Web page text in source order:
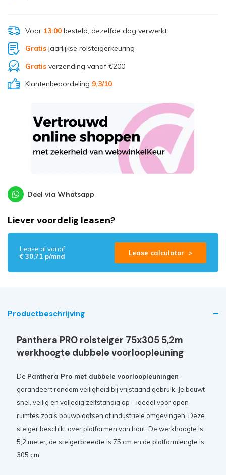
Voor 13:00besteld, dezelfde dag verwerkt
Gratisjaarlijkse rolsteigerkeuring
Gratisverzending vanaf €200
Klantenbeoordeling 9,3/10
Deel via Whatsapp
Liever voordelig leasen?
Lease al vanaf
€ 30,71 p/mnd
Lease calculator >
Productbeschrijving
Panthera PRO rolsteiger 75x305 5,2m
werkhoogte dubbele voorloopleuning
De Panthera Pro met dubbele voorloopleuningen
garandeert rondom veiligheid bij vrijstaand gebruik. Je bouwt
snel, veilig en volledig zelfstandig op – ideaal voor open
ruimtes zoals bouwplaatsen of industriële omgevingen. Deze
steiger beschikt over platformen van hout. De werkhoogte is
5,2 meter, de steigerbreedte is 75 cm en de platformlengte is
305 cm.